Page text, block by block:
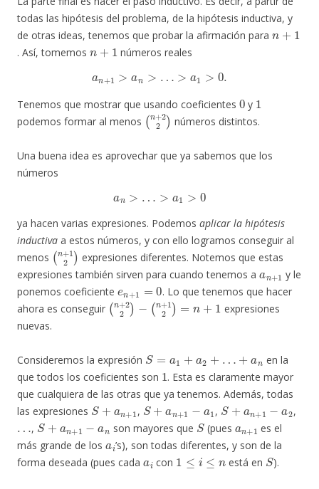
todas las hipótesis del problema, de la hipótesis inductiva, y
de otras ideas, tenemos que probar la afirmación para
n+ 1
. Así, tomemos
n+1
números reales
a n+ 1> an >a 1> 0.
Tenemos que mostrar que usando coeficientes
0
y
podemos formar al menos
(n+22)
números distintos.
Una buena idea es aprovechar que ya sabemos que los
números
an >a 1> 0
ya hacen varias expresiones. Podemos aplicar la hipótesis
inductiva a estos números, y con ello logramos conseguir al
menos
(n+ 12)
expresiones diferentes. Notemos que estas
expresiones también sirven para cuando tenemos a
an+1
y le
ponemos coeficiente
en+1 =0
. Lo que tenemos que hacer
ahora es conseguir
(n+22 (n+12 )=n +1
expresiones
nuevas.
Consideremos la expresión
S=
en la
que todos los coeficientes son
. Esta es claramente mayor
que cualquiera de las otras que ya tenemos. Además, todas
las expresiones
S+an+1
,
S+a n+ 1−a1
,
S+an+1−a2
,
…
,
S+an+1−an
son mayores que
S
(pues
a n+1
es el
más grande de los
a i
’s), son todas diferentes, y son de la
forma deseada (pues cada
a i
con
1≤i≤n
está en
S
).